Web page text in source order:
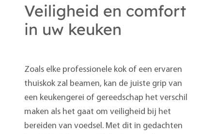
Veiligheid en comfort
in uw keuken
Zoals elke professionele kok of een ervaren
thuiskok zal beamen, kan de juiste grip van
een keukengerei of gereedschap het verschil
maken als het gaat om veiligheid bij het
bereiden van voedsel. Met dit in gedachten